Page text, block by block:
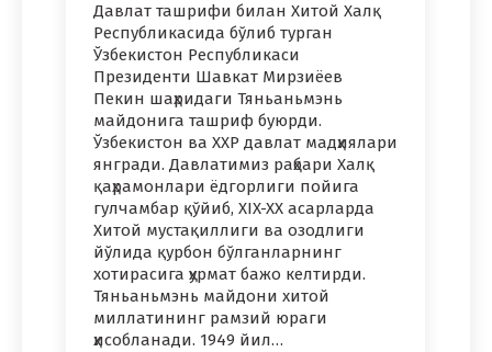
Давлат ташрифи билан Хитой Халқ
Республикасида бўлиб турган
Ўзбекистон Республикаси
Президенти Шавкат Мирзиёев
Пекин шаҳридаги Тяньаньмэнь
майдонига ташриф буюрди.
Ўзбекистон ва ХХР давлат мадҳиялари
янгради. Давлатимиз раҳбари Халқ
қаҳрамонлари ёдгорлиги пойига
гулчамбар қўйиб, XIX-XX асарларда
Хитой мустақиллиги ва озодлиги
йўлида қурбон бўлганларнинг
хотирасига ҳурмат бажо келтирди.
Тяньаньмэнь майдони хитой
миллатининг рамзий юраги
ҳисобланади. 1949 йил…